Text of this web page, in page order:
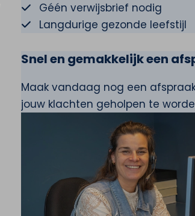
Géén verwijsbrief nodig
Langdurige gezonde leefstijl
Snel en gemakkelijk een
Maak vandaag nog een
jouw klachten geholpen te